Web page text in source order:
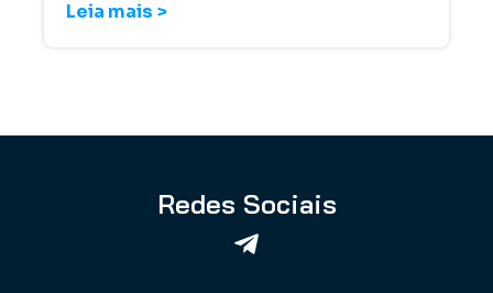
Leia mais >
Redes Sociais